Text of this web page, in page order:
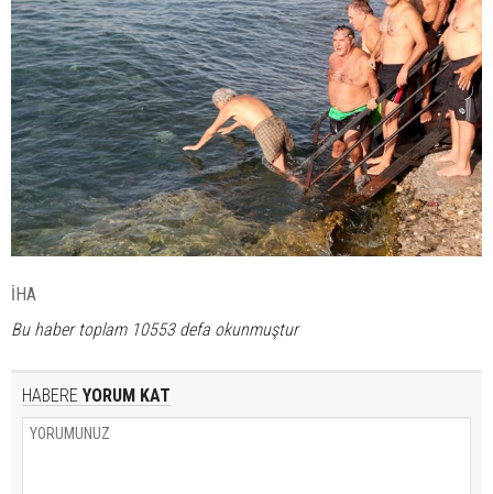
İHA
Bu haber toplam 10553 defa okunmuştur
HABERE YORUM KAT